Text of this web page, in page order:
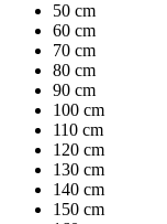
50 cm
60 cm
70 cm
80 cm
90 cm
100 cm
110 cm
120 cm
130 cm
140 cm
150 cm